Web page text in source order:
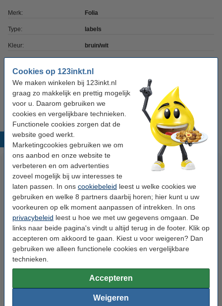
Cookies op 123inkt.nl
We maken winkelen bij 123inkt.nl
graag zo makkelijk en prettig mogelijk
voor u. Daarom gebruiken we
cookies en vergelijkbare technieken.
Functionele cookies zorgen dat de
website goed werkt.
Marketingcookies gebruiken we om
ons aanbod en onze website te
verbeteren en om advertenties
zoveel mogelijk bij uw interesses te
laten passen. In ons cookiebeleid leest u welke cookies we
gebruiken en welke 8 partners daarbij horen; hier kunt u uw
voorkeuren op elk moment aanpassen of intrekken. In ons
privacybeleid leest u hoe we met uw gegevens omgaan. De
links naar beide pagina's vindt u altijd terug in de footer. Klik op
accepteren om akkoord te gaan. Kiest u voor weigeren? Dan
gebruiken we alleen functionele cookies en vergelijkbare
technieken.
Accepteren
Weigeren
Merk: Folia
Type: labels
Kleur: bruin/wit
Afmetingen: 4 x 6,2 / 4,5 x 7 cm
123accu Xtreme Power MN2400
Micro AAA batterij 24 stuks
€ 14,95 Incl. 21% btw
123inkt kopieerpapier 1 pak van
500 vel A4 - 80 grams FSC® Mix
Credit
€ 7,25 Incl. 21% btw